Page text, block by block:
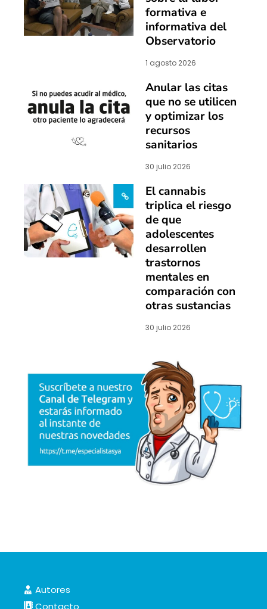
formativa e
informativa del
Observatorio
1 agosto 2026
Anular las citas
que no se utilicen
y optimizar los
recursos
sanitarios
30 julio 2026
El cannabis
triplica el riesgo
de que
adolescentes
desarrollen
trastornos
mentales en
comparación con
otras sustancias
30 julio 2026
Autores
Contacto